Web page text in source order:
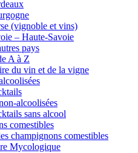
(vignoble et vins)
– Haute-Savoie
pays
A à Z
du vin et de la vigne
alcoolisées
sans alcool
comestibles
champignons comestibles
Mycologique